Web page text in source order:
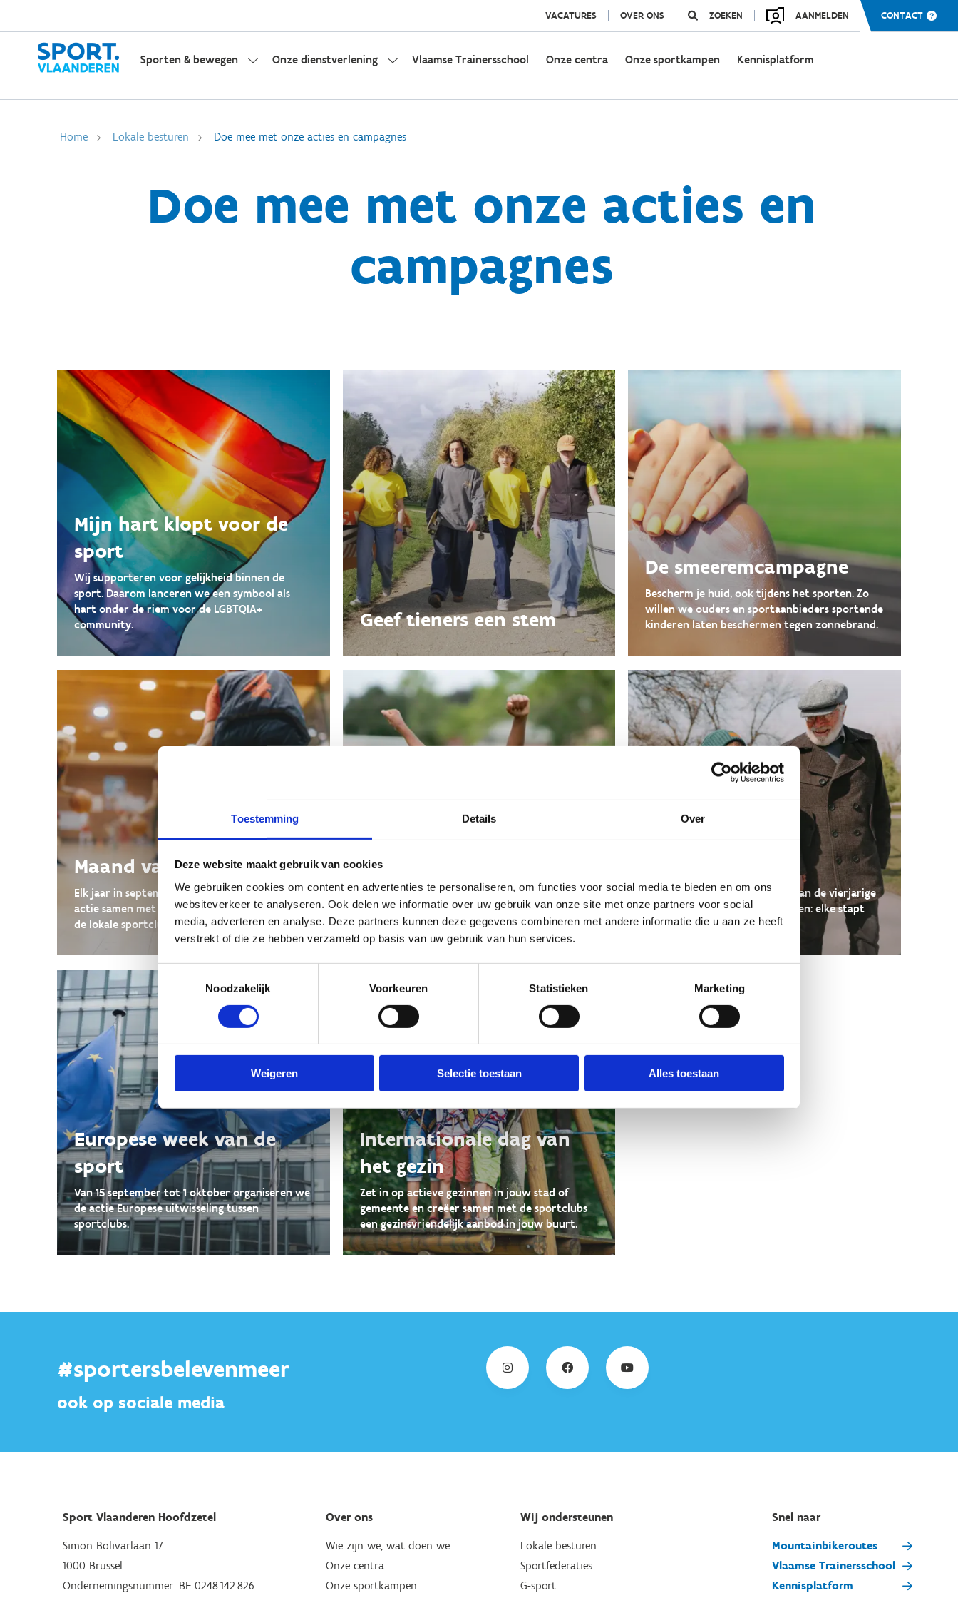
Toestemming Details Over
Deze website maakt gebruik van cookies
We gebruiken cookies om content en advertenties te personaliseren, om functies voor social media te bieden en om ons
websiteverkeer te analyseren. Ook delen we informatie over uw gebruik van onze site met onze partners voor social
media, adverteren en analyse. Deze partners kunnen deze gegevens combineren met andere informatie die u aan ze heeft
verstrekt of die ze hebben verzameld op basis van uw gebruik van hun services.
Toestemmingsselectie
Noodzakelijk
Voorkeuren Statistieken Marketing
Weigeren Selectie toestaan Alles toestaan
VACATURES OVER ONS ZOEKEN AANMELDEN CONTACT
Sporten & bewegen Onze dienstverlening Vlaamse Trainersschool Onze centra Onze sportkampen Kennisplatform
Home Lokale besturen Doe mee met onze acties en campagnes
Doe mee met onze acties en
campagnes
Mijn hart klopt voor de
sport
Wij supporteren voor gelijkheid binnen de
sport. Daarom lanceren we een symbool als
hart onder de riem voor de LGBTQIA+
community.
Geef tieners een stem
De smeeremcampagne
Bescherm je huid, ook tijdens het sporten. Zo
willen we ouders en sportaanbieders sportende
kinderen laten beschermen tegen zonnebrand.
Maand van de sportclub
Elk jaar in september organiseren we deze
actie samen met de gemeenten en zetten we
de lokale sportclubs in de kijker.
Breng je sportclub naar
school
In september gaan alle leerlingen één dag in de
outfit van hun sport(club) naar school.
Doe met jouw gemeente mee aan de vierjarige
beweegcampagne ’10.000 stappen: elke stapt
telt!’.
Europese week van de
sport
Van 15 september tot 1 oktober organiseren we
de actie Europese uitwisseling tussen
sportclubs.
Internationale dag van
het gezin
Zet in op actieve gezinnen in jouw stad of
gemeente en creëer samen met de sportclubs
een gezinsvriendelijk aanbod in jouw buurt.
#sportersbelevenmeer
ook op sociale media
Sport Vlaanderen Hoofdzetel
Simon Bolivarlaan 17
1000 Brussel
Ondernemingsnummer: BE 0248.142.826
Over ons
Wie zijn we, wat doen we
Onze centra
Onze sportkampen
Wij ondersteunen
Lokale besturen
Sportfederaties
G-sport
Snel naar
Mountainbikeroutes
Vlaamse Trainersschool
Kennisplatform